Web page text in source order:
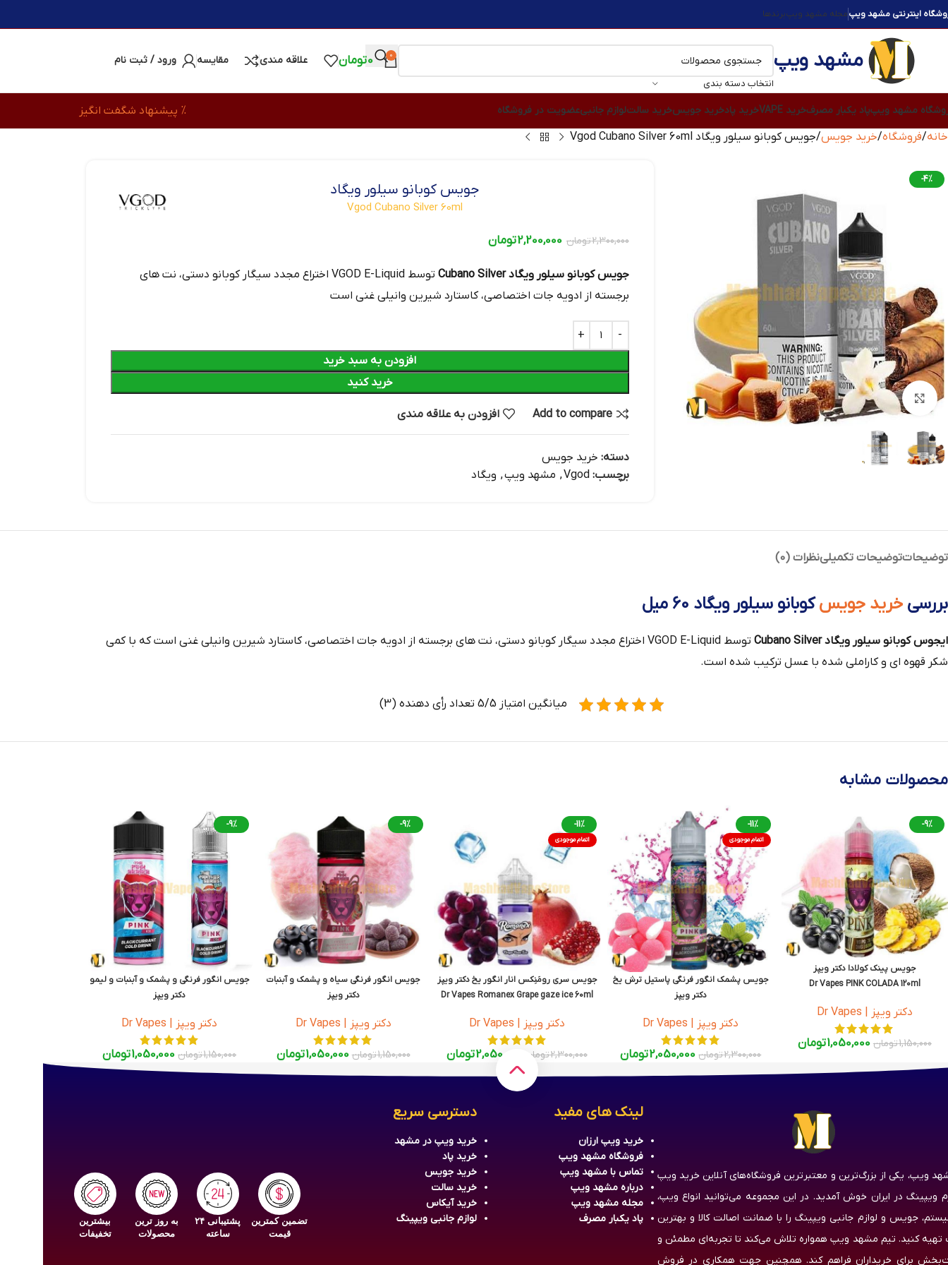
اینترنتی مشهد ویپمجله مشهد ویپبرندها
مشهد ویپ
انتخاب دسته بندی
0
0تومان علاقه مندی مقایسه ورود / ثبت نام
مشهد ویپپاد یکبار مصرفخرید VAPE خرید پادخرید جویسخرید سالتلوازم جانبیعضویت در فروشگاه
% پیشنهاد شگفت انگیز
خانه فروشگاه خرید جویس جویس کوبانو سیلور ویگاد Vgod Cubano Silver 60ml
-4%
بزرگنمایی تصویر
جویس کوبانو سیلور ویگاد
Vgod Cubano Silver 60ml
2,300,000تومان 2,200,000تومان
جویس کوبانو سیلور ویگاد Cubano Silver
توسط VGOD E-Liquid اختراع مجدد سیگار کوبانو دستی، نت های
برجسته از ادویه جات اختصاصی، کاستارد شیرین وانیلی غنی است
افزودن به سبد خرید
خرید کنید
Add to compare افزودن به علاقه مندی
دسته: خرید جویس
برچسب: Vgod
, مشهد ویپ, ویگاد
توضیحاتتوضیحات تکمیلینظرات (0)
بررسی خرید جویسکوبانو سیلور ویگاد 60 میل
ایجوس کوبانو سیلور ویگاد Cubano Silver
توسط VGOD E-Liquid اختراع مجدد سیگار کوبانو دستی، نت های برجسته از ادویه جات اختصاصی، کاستارد شیرین وانیلی غنی است که با کمی
شکر قهوه ای و کاراملی شده با عسل ترکیب شده است.
میانگین امتیاز 5/5 تعداد رأی دهنده (3)
محصولات مشابه
-9%
جویس پینک کولادا دکتر ویپز
Dr Vapes PINK COLADA 120ml
دکتر ویپز | Dr Vapes
1,150,000تومان 1,050,000تومان
-11%
اتمام موجودی
جویس پشمک انگور فرنگی پاستیل ترش یخ
دکتر ویپز
دکتر ویپز | Dr Vapes
2,300,000تومان 2,050,000تومان
-11%
اتمام موجودی
جویس سری رومَنِکس انار انگور یخ دکتر ویپز
Dr Vapes Romanex Grape gaze ice 60ml
دکتر ویپز | Dr Vapes
2,300,000تومان 2,050,000تومان
-9%
جویس انگور فرنگی سیاه و پشمک و آبنبات
دکتر ویپز
دکتر ویپز | Dr Vapes
1,150,000تومان 1,050,000تومان
-9%
جویس انگور فرنگی و پشمک و آبنبات و لیمو
دکتر ویپز
دکتر ویپز | Dr Vapes
1,150,000تومان 1,050,000تومان
ویپ، یکی از بزرگ‌ترین و معتبرترین فروشگاه‌های آنلاین خرید ویپ
ویپینگ در ایران خوش آمدید. در این مجموعه می‌توانید انواع ویپ،
جویس و لوازم جانبی ویپینگ را با ضمانت اصالت کالا و بهترین
کنید. تیم مشهد ویپ همواره تلاش می‌کند تا تجربه‌ای مطمئن و
برای خریداران فراهم کند. همچنین جهت همکاری در فروش
لینک های مفید
خرید ویپ ارزان
فروشگاه مشهد ویپ
تماس با مشهد ویپ
درباره مشهد ویپ
مجله مشهد ویپ
پاد یکبار مصرف
دسترسی سریع
خریدویپدر مشهد
خریدپاد
خرید جویس
خرید سالت
خرید آیکاس
لوازم جانبی ویپینگ
تضمین کمترین
قیمت
پشتیبانی ۲۴
ساعته
به روز ترین
محصولات
بیشترین
تخفیفات